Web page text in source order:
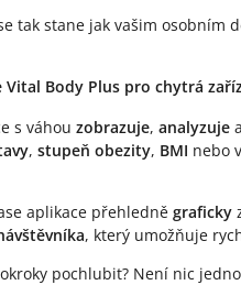
tak stane jak vašim osobním
Vital Body Plus pro chytrá
s váhou zobrazuje, analyzuje a
, stupeň obezity, BMI nebo
aplikace přehledně graficky
, který umožňuje
pochlubit? Není nic